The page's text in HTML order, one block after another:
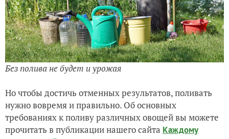
Без полива не будет и урожая
Но чтобы достичь отменных результатов, поливать
нужно вовремя и правильно. Об основных
требованиях к поливу различных овощей вы можете
прочитать в публикации нашего сайта Каждому